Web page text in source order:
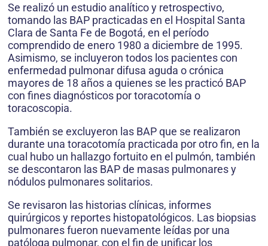
Se realizó un estudio analítico y retrospectivo,
tomando las BAP practicadas en el Hospital Santa
Clara de Santa Fe de Bogotá, en el período
comprendido de enero 1980 a diciembre de 1995.
Asimismo, se incluyeron todos los pacientes con
enfermedad pulmonar difusa aguda o crónica
mayores de 18 años a quienes se les practicó BAP
con fines diagnósticos por toracotomía o
toracoscopia.
También se excluyeron las BAP que se realizaron
durante una toracotomía practicada por otro fin, en la
cual hubo un hallazgo fortuito en el pulmón, también
se descontaron las BAP de masas pulmonares y
nódulos pulmonares solitarios.
Se revisaron las historias clínicas, informes
quirúrgicos y reportes histopatológicos. Las biopsias
pulmonares fueron nuevamente leídas por una
patóloga pulmonar, con el fin de unificar los